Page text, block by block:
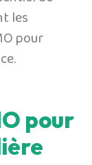
les
pour
pour